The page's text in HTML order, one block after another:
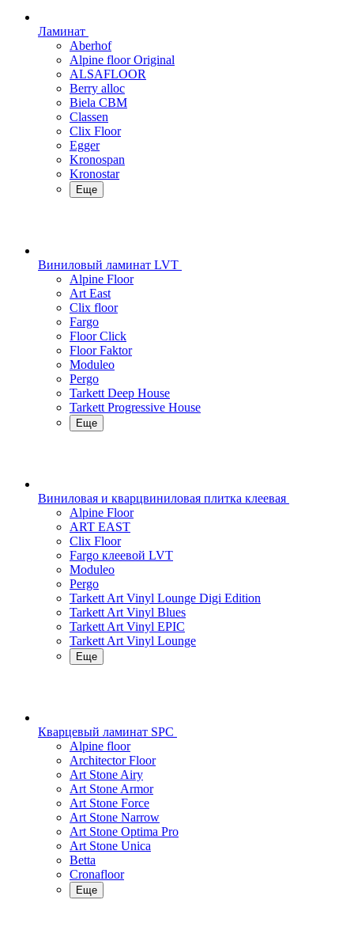
Ламинат
Aberhof
Alpine floor Original
ALSAFLOOR
Berry alloc
Biela CBM
Classen
Clix Floor
Egger
Kronospan
Kronostar
Еще
Виниловый ламинат LVT
Alpine Floor
Art East
Clix floor
Fargo
Floor Click
Floor Faktor
Moduleo
Pergo
Tarkett Deep House
Tarkett Progressive House
Еще
Виниловая и кварцвиниловая плитка клеевая
Alpine Floor
ART EAST
Clix Floor
Fargo клеевой LVT
Moduleo
Pergo
Tarkett Art Vinyl Lounge Digi Edition
Tarkett Art Vinyl Blues
Tarkett Art Vinyl EPIC
Tarkett Art Vinyl Lounge
Еще
Кварцевый ламинат SPC
Alpine floor
Architector Floor
Art Stone Airy
Art Stone Armor
Art Stone Force
Art Stone Narrow
Art Stone Optima Pro
Art Stone Unica
Betta
Cronafloor
Еще